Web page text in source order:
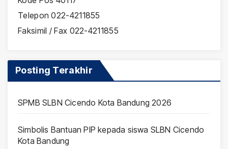
Telepon 022-4211855
Faksimil / Fax 022-4211855
Posting Terakhir
SPMB SLBN Cicendo Kota Bandung 2026
Simbolis Bantuan PIP kepada siswa SLBN Cicendo
Kota Bandung